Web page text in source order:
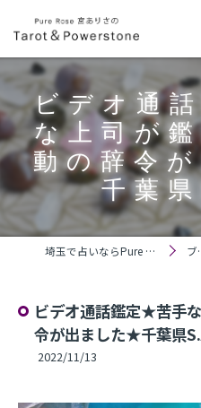
ビデオ通
な上司が
動の辞令
千葉
埼玉で占いならPure Rose 宮ありさのTarot＆Powerstone ブログ
ビデオ通話鑑定★苦手
令が出ました★千葉県
2022/11/13